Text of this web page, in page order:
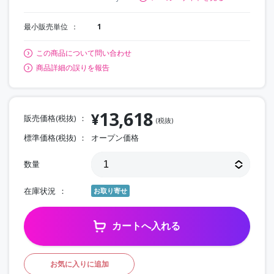
最小販売単位 1
この商品について問い合わせ
商品詳細の誤りを報告
販売価格(税抜) ¥13,618 (税抜)
標準価格(税抜) オープン価格
数量
在庫状況 お取り寄せ
カートへ入れる
お気に入りに追加